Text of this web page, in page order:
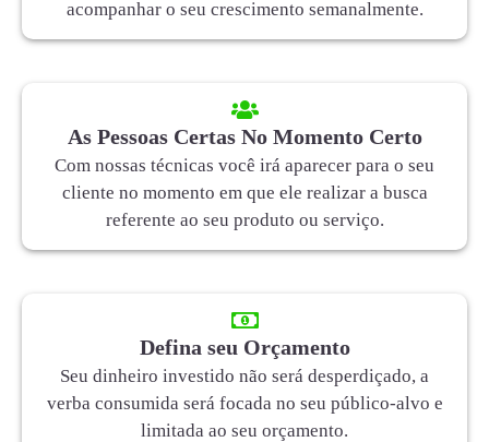
acompanhar o seu crescimento semanalmente.
As Pessoas Certas No Momento Certo
Com nossas técnicas você irá aparecer para o seu
cliente no momento em que ele realizar a busca
referente ao seu produto ou serviço.
Defina seu Orçamento
Seu dinheiro investido não será desperdiçado, a
verba consumida será focada no seu público-alvo e
limitada ao seu orçamento.